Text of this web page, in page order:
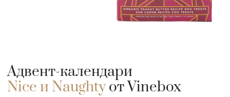
Адвент-календари
Nice и Naughty от Vinebox